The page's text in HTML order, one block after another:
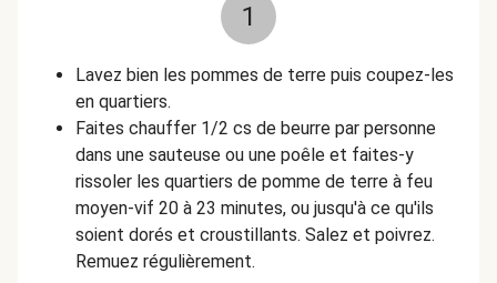
1
Lavez bien les pommes de terre puis coupez-les
en quartiers.
Faites chauffer 1/2 cs de beurre par personne
dans une sauteuse ou une poêle et faites-y
rissoler les quartiers de pomme de terre à feu
moyen-vif 20 à 23 minutes, ou jusqu'à ce qu'ils
soient dorés et croustillants. Salez et poivrez.
Remuez régulièrement.